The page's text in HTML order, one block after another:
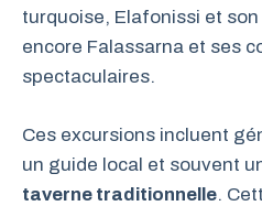
turquoise, Elafonissi et
encore Falassarna et ses
spectaculaires.
Ces excursions incluent
un guide local et souvent
taverne traditionnelle.